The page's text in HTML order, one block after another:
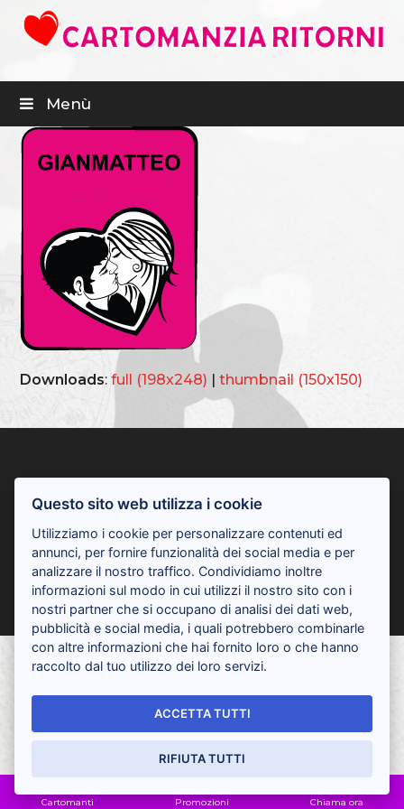
Menù
Downloads:full (198x248) |thumbnail (150x150)
OMNIA LINE - P.IVA: IT03671150542 -
Attivo dalle 08:00 alle 02:00 - No Erotico, Vietato ai
minori
Privacy cookie Policy
Cartomanti Promozioni Chiama ora
Questo sito web utilizza i cookie
Utilizziamo i cookie per personalizzare contenuti ed
annunci, per fornire funzionalità dei social media e per
analizzare il nostro traffico. Condividiamo inoltre
informazioni sul modo in cui utilizzi il nostro sito con i
nostri partner che si occupano di analisi dei dati web,
pubblicità e social media, i quali potrebbero combinarle
con altre informazioni che hai fornito loro o che hanno
raccolto dal tuo utilizzo dei loro servizi.
ACCETTA TUTTI
RIFIUTA TUTTI